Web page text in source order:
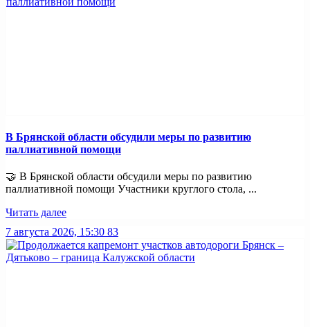
В Брянской области обсудили меры по развитию
паллиативной помощи
🤝 В Брянской области обсудили меры по развитию
паллиативной помощи Участники круглого стола, ...
Читать далее
7 августа 2026, 15:30 83